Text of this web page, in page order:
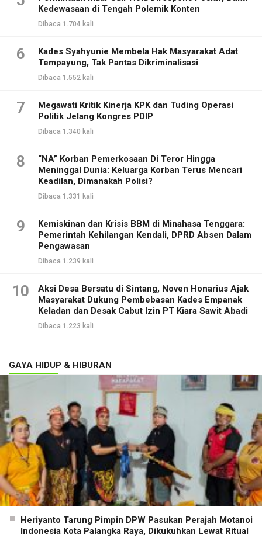
Kedewasaan di Tengah Polemik Konten
Dibaca 1.704 kali
6
Kades Syahyunie Membela Hak Masyarakat Adat
Tempayung, Tak Pantas Dikriminalisasi
Dibaca 1.552 kali
7
Megawati Kritik Kinerja KPK dan Tuding Operasi
Politik Jelang Kongres PDIP
Dibaca 1.340 kali
8
“NA” Korban Pemerkosaan Di Teror Hingga
Meninggal Dunia: Keluarga Korban Terus Mencari
Keadilan, Dimanakah Polisi?
Dibaca 1.331 kali
9
Kemiskinan dan Krisis BBM di Minahasa Tenggara:
Pemerintah Kehilangan Kendali, DPRD Absen Dalam
Pengawasan
Dibaca 1.239 kali
10
Aksi Desa Bersatu di Sintang, Noven Honarius Ajak
Masyarakat Dukung Pembebasan Kades Empanak
Keladan dan Desak Cabut Izin PT Kiara Sawit Abadi
Dibaca 1.223 kali
GAYA HIDUP & HIBURAN
Heriyanto Tarung Pimpin DPW Pasukan Perajah Motanoi
Indonesia Kota Palangka Raya, Dikukuhkan Lewat Ritual